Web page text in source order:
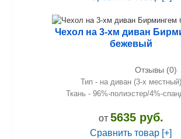
Чехол на 3-хм диван
бежевый
Отзывы (0)
Тип - на диван (3-х местный)
Ткань - 96%-полиэстер/4%-
от 5635 руб.
Сравнить товар [+]